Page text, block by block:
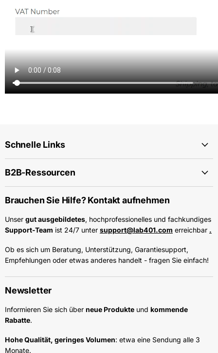
Schnelle Links
B2B-Ressourcen
Brauchen Sie Hilfe? Kontakt aufnehmen
Unser gut ausgebildetes, hochprofessionelles und fachkundiges
Support-Team ist 24/7 unter support@lab401.com erreichbar .
Ob es sich um Beratung, Unterstützung, Garantiesupport,
Empfehlungen oder etwas anderes handelt - fragen Sie einfach!
Newsletter
Informieren Sie sich über neue Produkte und kommende
Rabatte.
Hohe Qualität, geringes Volumen: etwa eine Sendung alle 3
Monate.